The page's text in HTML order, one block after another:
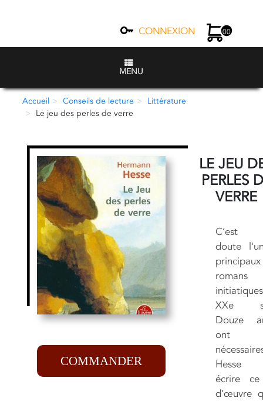
CONNEXION 00
MENU
Accueil Conseils de lecture
Littérature
Le jeu des perles de verre
COMMANDER
LE JEU
PERLES
VERRE
C’est
doute
principaux
romans
XXe
Douze
ont
Hesse
écrire
d’œuvre